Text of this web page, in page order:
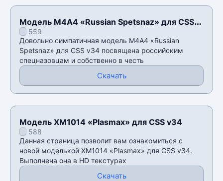
Модель М4А4 «Russian Spetsnaz» для CSS
v34559
Довольно симпатичная модель М4А4 «Russian
Spetsnaz» для CSS v34 посвящена российским
спецназовцам и собственно в честь
Скачать
Модель XM1014 «Plasmax» для CSS v34
588
Данная страница позволит вам ознакомиться с
новой моделькой XM1014 «Plasmax» для CSS v34.
Выполнена она в HD текстурах
Скачать